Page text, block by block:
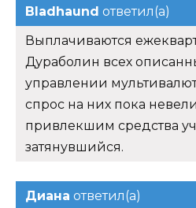
Bladhaund ответил(а)
Выплачиваются
Дураболин всех
управлении
спрос на них пока
привлекшим средства
затянувшийся.
Диана ответил(а)